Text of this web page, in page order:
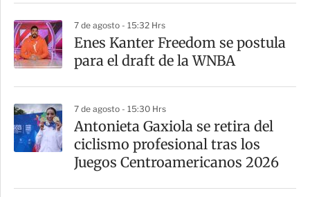
7 de agosto - 15:32 Hrs
Enes Kanter Freedom se postula
para el draft de la WNBA
7 de agosto - 15:30 Hrs
Antonieta Gaxiola se retira del
ciclismo profesional tras los
Juegos Centroamericanos 2026